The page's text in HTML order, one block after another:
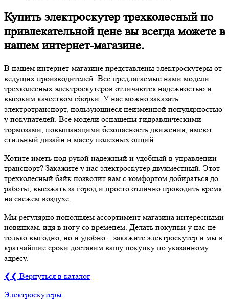
Купить электроскутер трехколесный по
привлекательной цене вы всегда можете в
нашем интернет-магазине.
В нашем интернет-магазине представлены электроскутеры от
ведущих производителей. Все предлагаемые нами модели
трехколесных электроскутеров отличаются надежностью и
высоким качеством сборки. У нас можно заказать
электротранспорт, пользующиеся неизменной популярностью
у покупателей. Все модели оснащены гидравлическими
тормозами, повышающими безопасность движения, имеют
стильный дизайн и массу полезных опций.
Хотите иметь под рукой надежный и удобный в управлении
транспорт? Закажите у нас электроскутер двухместный. Этот
трехколесный байк позволит вам с комфортом добираться до
работы, выезжать за город и просто отлично проводить время
на свежем воздухе.
Мы регулярно пополняем ассортимент магазина интересными
новинкам, идя в ногу со временем. Делать покупки у нас не
только выгодно, но и удобно – закажите электроскутер и мы в
кратчайшие сроки доставим вашу покупку по указанному
адресу.
❮❮ Вернуться в каталог
Электроскутеры